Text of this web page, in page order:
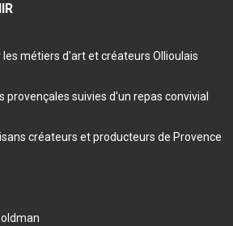
métiers d'art et créateurs Ollioulais
provençales suivies d'un repas convivial
créateurs et producteurs de Provence